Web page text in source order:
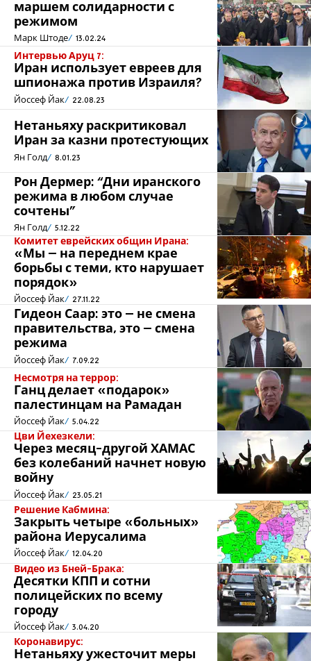
маршем солидарности с
режимом
Марк Штоде 13.02.24
Интервью Аруц 7:
Иран использует евреев для
шпионажа против Израиля?
Йоссеф Йак 22.08.23
Нетаньяху раскритиковал
Иран за казни протестующих
Ян Голд 8.01.23
Рон Дермер: “Дни иранского
режима в любом случае
сочтены”
Ян Голд 5.12.22
Комитет еврейских общин Ирана:
«Мы – на переднем крае
борьбы с теми, кто нарушает
порядок»
Йоссеф Йак 27.11.22
Гидеон Саар: это – не смена
правительства, это – смена
режима
Йоссеф Йак 7.09.22
Несмотря на террор:
Ганц делает «подарок»
палестинцам на Рамадан
Йоссеф Йак 5.04.22
Цви Йехезкели:
Через месяц-другой ХАМАС
без колебаний начнет новую
войну
Йоссеф Йак 23.05.21
Решение Кабмина:
Закрыть четыре «больных»
района Иерусалима
Йоссеф Йак 12.04.20
Видео из Бней-Брака:
Десятки КПП и сотни
полицейских по всему
городу
Йоссеф Йак 3.04.20
Коронавирус:
Нетаньяху ужесточит меры